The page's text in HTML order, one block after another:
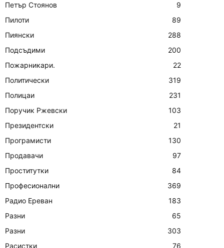
Петър Стоянов
9
Пилоти
89
Пиянски
288
Подсъдими
200
Пожарникари.
22
Политически
319
Полицаи
231
Поручик Ржевски
103
Президентски
21
Програмисти
130
Продавачи
97
Проститутки
84
Професионални
369
Радио Ереван
183
Разни
65
Разни
303
Расистки
76